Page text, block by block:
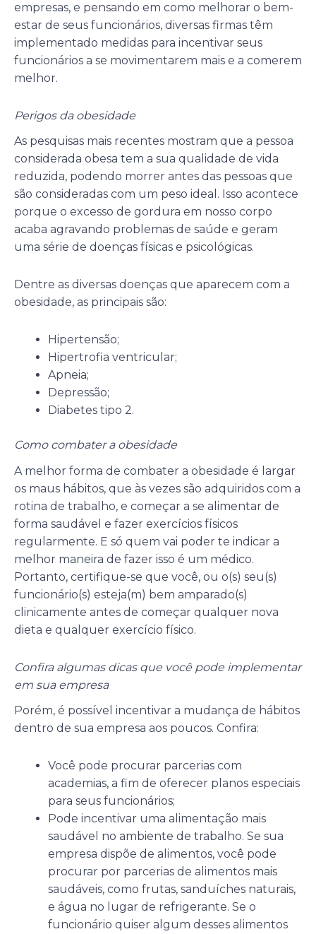
empresas, e pensando em como melhorar o bem-
estar de seus funcionários, diversas firmas têm
implementado medidas para incentivar seus
funcionários a se movimentarem mais e a comerem
melhor.
Perigos da obesidade
As pesquisas mais recentes mostram que a pessoa
considerada obesa tem a sua qualidade de vida
reduzida, podendo morrer antes das pessoas que
são consideradas com um peso ideal. Isso acontece
porque o excesso de gordura em nosso corpo
acaba agravando problemas de saúde e geram
uma série de doenças físicas e psicológicas.
Dentre as diversas doenças que aparecem com a
obesidade, as principais são:
Hipertensão;
Hipertrofia ventricular;
Apneia;
Depressão;
Diabetes tipo 2.
Como combater a obesidade
A melhor forma de combater a obesidade é largar
os maus hábitos, que às vezes são adquiridos com a
rotina de trabalho, e começar a se alimentar de
forma saudável e fazer exercícios físicos
regularmente. E só quem vai poder te indicar a
melhor maneira de fazer isso é um médico.
Portanto, certifique-se que você, ou o(s) seu(s)
funcionário(s) esteja(m) bem amparado(s)
clinicamente antes de começar qualquer nova
dieta e qualquer exercício físico.
Confira algumas dicas que você pode implementar
em sua empresa
Porém, é possível incentivar a mudança de hábitos
dentro de sua empresa aos poucos. Confira:
Você pode procurar parcerias com
academias, a fim de oferecer planos especiais
para seus funcionários;
Pode incentivar uma alimentação mais
saudável no ambiente de trabalho. Se sua
empresa dispõe de alimentos, você pode
procurar por parcerias de alimentos mais
saudáveis, como frutas, sanduíches naturais,
e água no lugar de refrigerante. Se o
funcionário quiser algum desses alimentos